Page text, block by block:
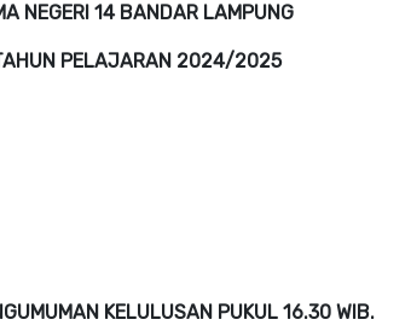
NEGERI 14 BANDAR LAMPUNG
PELAJARAN 2024/2025
KELULUSAN PUKUL 16.30 WIB.